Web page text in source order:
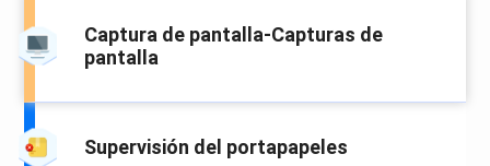
Captura de pantalla-Capturas de
pantalla
Supervisión del portapapeles